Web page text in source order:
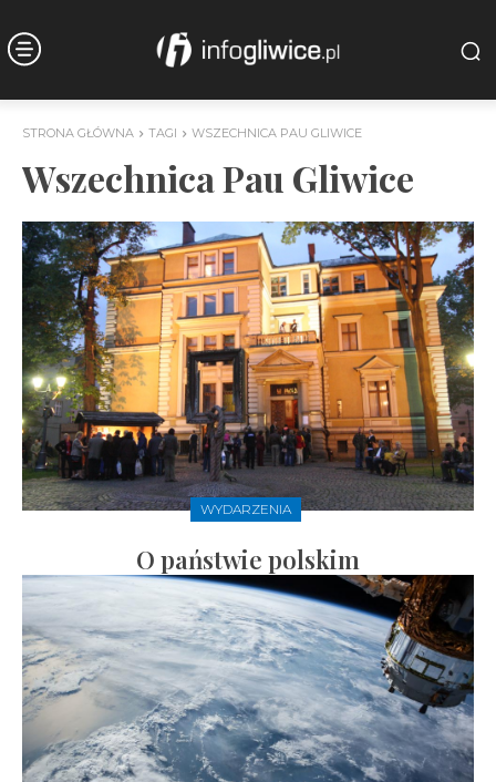
STRONA GŁÓWNA TAGI WSZECHNICA PAU GLIWICE
Wszechnica Pau Gliwice
WYDARZENIA
O państwie polskim